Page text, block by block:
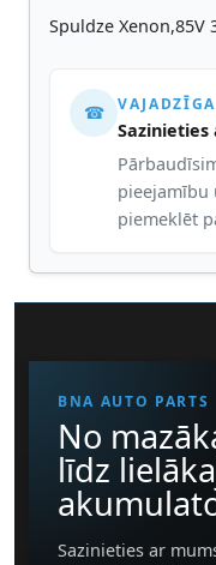
Spuldze Xenon,85V
☎
pieejamību
piemeklēt
BNA AUTO PARTS
No
līdz
Sazinieties ar